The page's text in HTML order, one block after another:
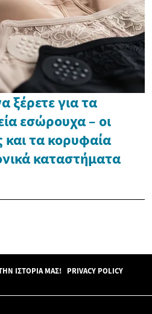
ξέρετε για τα
εσώρουχα – οι
και τα κορυφαία
καταστήματα
ΙΣΤΟΡΊΑ ΜΑΣ! PRIVACY POLICY